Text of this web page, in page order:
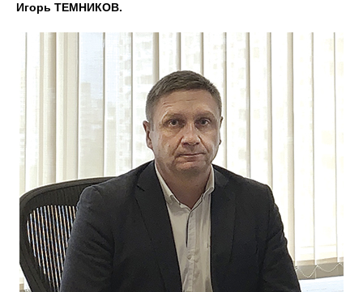
Игорь ТЕМНИКОВ.